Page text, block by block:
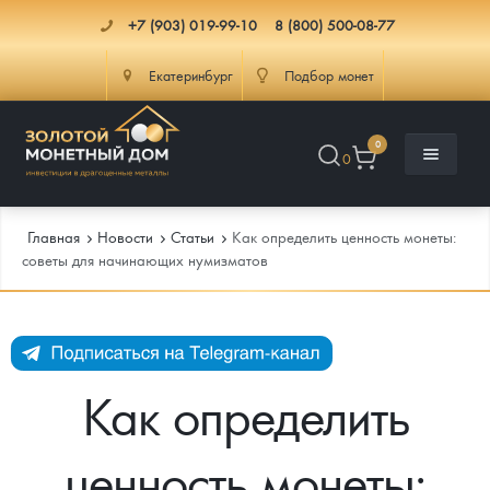
+7 (903) 019-99-10 8 (800) 500-08-77
Екатеринбург Подбор монет
0
0
Каталог Монет
Инвестиционные монеты
Инфо
Как сделать заказ
Главная Новости Cтатьи
Как определить ценность монеты:
советы для начинающих нумизматов
Как определить